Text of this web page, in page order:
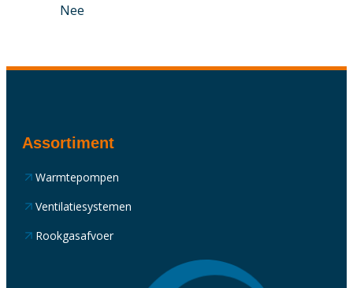
Nee
Assortiment
Warmtepompen
Ventilatiesystemen
Rookgasafvoer